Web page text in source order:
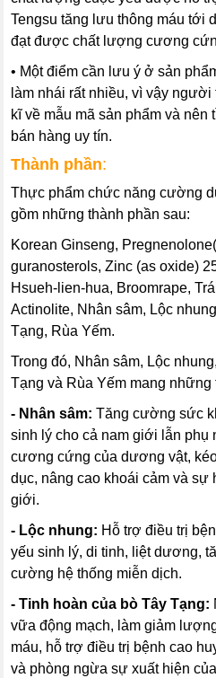
Tengsu tăng lưu thông máu tới
đạt được chất lượng cương
• Một điểm cần lưu ý ở sản
làm nhái rất nhiều, vì vậy
kĩ về mẫu mã sản phẩm và
bán hàng uy tín.
Thành phần:
Thực phẩm chức năng cường
gồm những thành phần sau:
Korean Ginseng,
guranosterols, Zinc (as oxide)
Hsueh-lien-hua, Broomrape,
Actinolite, Nhân sâm, Lộc
Tạng, Rùa Yếm.
Trong đó, Nhân sâm, Lộc
Tạng và Rùa Yếm mang những
- Nhân sâm:Tăng cường sức
sinh lý cho cả nam giới lẫn phụ
cương cứng của dương vật,
dục, nâng cao khoái cảm và sự
giới.
- Lộc nhung: Hỗ trợ điều trị
yếu sinh lý, di tinh, liệt dương,
cường hệ thống miễn dịch.
- Tinh hoàn của bò Tây Tạng:
vữa động mạch, làm giảm
máu, hỗ trợ điều trị bệnh cao
và phòng ngừa sự xuất hiện